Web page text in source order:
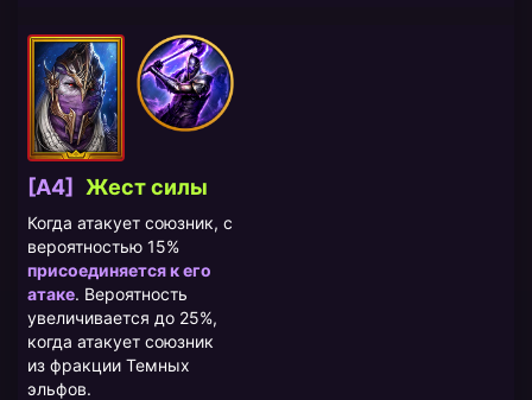
[A4] Жест силы
Когда атакует союзник, с
вероятностью 15%
присоединяется к его
атаке. Вероятность
увеличивается до 25%,
когда атакует союзник
из фракции Темных
эльфов.